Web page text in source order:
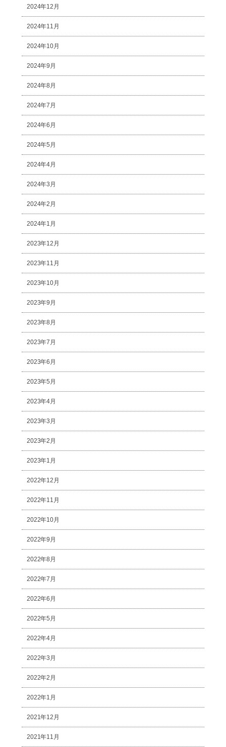
2024年12月
2024年11月
2024年10月
2024年9月
2024年8月
2024年7月
2024年6月
2024年5月
2024年4月
2024年3月
2024年2月
2024年1月
2023年12月
2023年11月
2023年10月
2023年9月
2023年8月
2023年7月
2023年6月
2023年5月
2023年4月
2023年3月
2023年2月
2023年1月
2022年12月
2022年11月
2022年10月
2022年9月
2022年8月
2022年7月
2022年6月
2022年5月
2022年4月
2022年3月
2022年2月
2022年1月
2021年12月
2021年11月